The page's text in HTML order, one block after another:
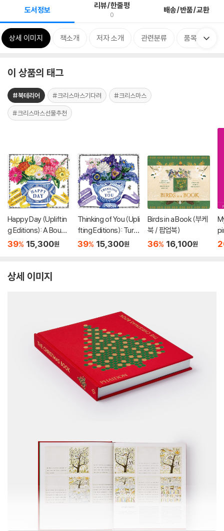
도서정보 리뷰/한줄평
0 배송/반품/교환
상세 이미지 책소개 저자 소개 관련분류 품목정보
이 상품의 태그
#북테리어 #크리스마스기다려 #크리스마스
#크리스마스선물추천
Happy Day (Upliftin
g Editions): A Bouqu
et in a Book (부케북 /
39% 15,300원
Thinking of You (Upli
fting Editions): Turn
This Book Into a Bou
39% 15,300원
Birds in a Book (부케
북 / 팝업북)
36% 16,100원
상세 이미지